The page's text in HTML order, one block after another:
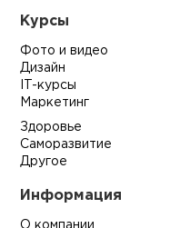
Курсы
Фото и видео
Дизайн
IT-курсы
Маркетинг
Здоровье
Саморазвитие
Другое
Информация
О компании